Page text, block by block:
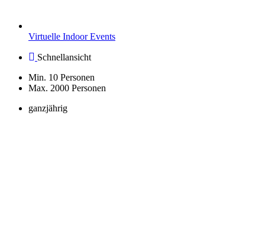
Virtuelle Indoor Events
Schnellansicht
Min. 10 Personen
Max. 2000 Personen
ganzjährig